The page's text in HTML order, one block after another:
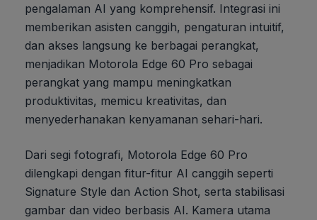
pengalaman AI yang komprehensif. Integrasi ini
memberikan asisten canggih, pengaturan intuitif,
dan akses langsung ke berbagai perangkat,
menjadikan Motorola Edge 60 Pro sebagai
perangkat yang mampu meningkatkan
produktivitas, memicu kreativitas, dan
menyederhanakan kenyamanan sehari-hari.
Dari segi fotografi, Motorola Edge 60 Pro
dilengkapi dengan fitur-fitur AI canggih seperti
Signature Style dan Action Shot, serta stabilisasi
gambar dan video berbasis AI. Kamera utama